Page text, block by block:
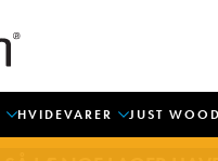
HVIDEVARER JUST WOOD